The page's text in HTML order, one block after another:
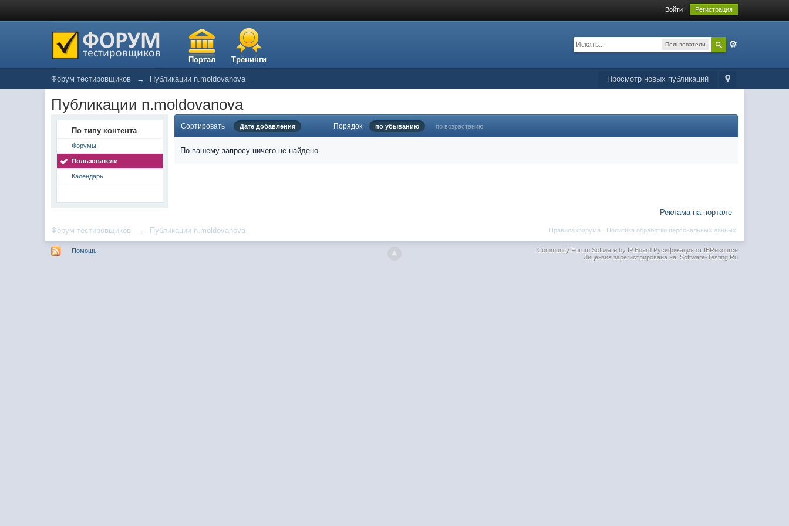
Войти Регистрация
Портал Тренинги
Пользователи
Просмотр новых публикаций
Форум тестировщиков → Публикации n.moldovanova
Публикации n.moldovanova
По типу контента
Форумы
Пользователи
Календарь
Сортировать Дате добавления Порядок по убыванию по возрастанию
По вашему запросу ничего не найдено.
Реклама на портале
Форум тестировщиков → Публикации n.moldovanova Политика обработки персональных данных
Правила форума ·
Помощь Community Forum Software by IP.BoardРусификация от IBResource
Лицензия зарегистрирована на: Software-Testing.Ru